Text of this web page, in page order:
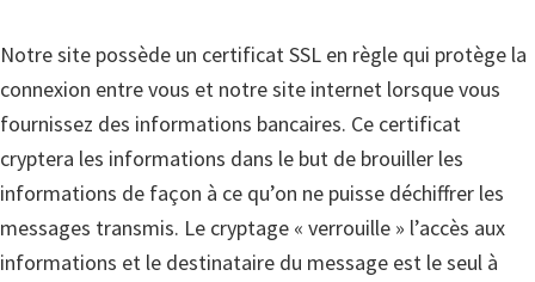
Notre site possède un certificat SSL en règle qui protège la
connexion entre vous et notre site internet lorsque vous
fournissez des informations bancaires. Ce certificat
cryptera les informations dans le but de brouiller les
informations de façon à ce qu’on ne puisse déchiffrer les
messages transmis. Le cryptage « verrouille » l’accès aux
informations et le destinataire du message est le seul à